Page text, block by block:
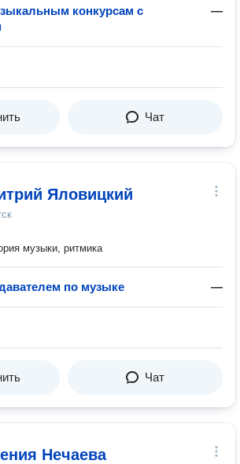
конкурсам с
—
Чат
Яловицкий
музыки, ритмика
по музыке —
Чат
Нечаева